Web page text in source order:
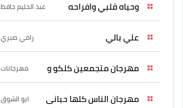
وحياه قلبي وافراحه عبد الحليم حافظ
علي بالي رامي صبري
مهرجان متجمعين كلكو و مهرجانات
مهرجان الناس كلها حبانى ابو الشوق